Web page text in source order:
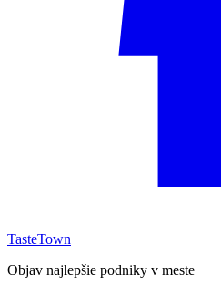
TasteTown
Objav najlepšie podniky v meste